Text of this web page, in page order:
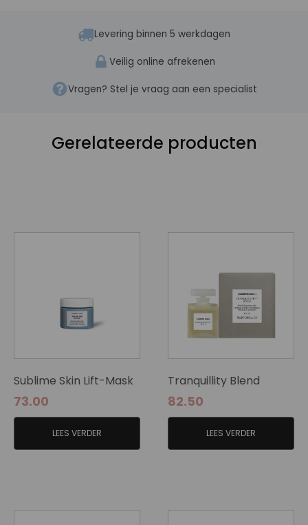
Levering binnen 5 werkdagen
Veilig online afrekenen
Vragen? Stel je vraag aan een specialist
Gerelateerde producten
Sublime Skin Lift-Mask
73.00
LEES VERDER
Tranquillity Blend
82.50
LEES VERDER